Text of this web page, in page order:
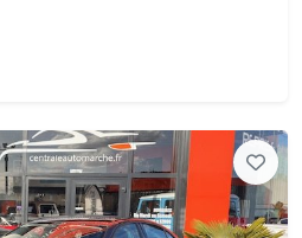
intelligent avec